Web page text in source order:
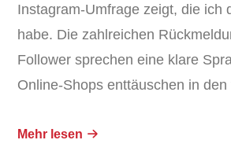
Instagram-Umfrage zeigt, die ich
habe. Die zahlreichen
Follower sprechen eine klare
Online-Shops enttäuschen in den
Mehr lesen